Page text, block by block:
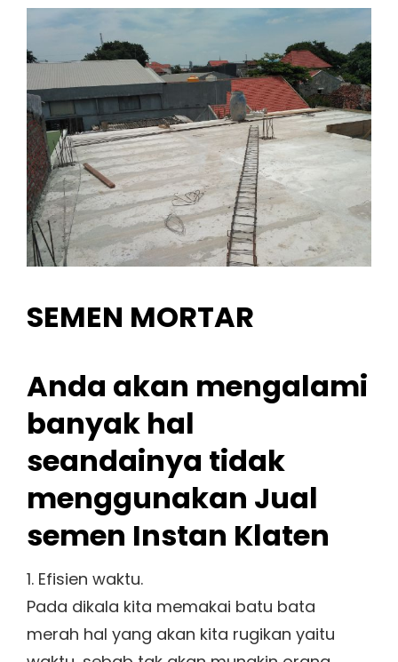
SEMEN MORTAR
Anda akan mengalami
banyak hal
seandainya tidak
menggunakan Jual
semen Instan Klaten
1. Efisien waktu.
Pada dikala kita memakai batu bata
merah hal yang akan kita rugikan yaitu